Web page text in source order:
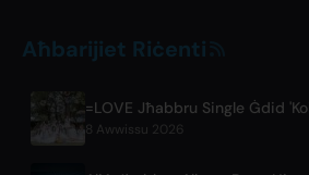
Aħbarijiet Riċenti
8 Awwissu 2026